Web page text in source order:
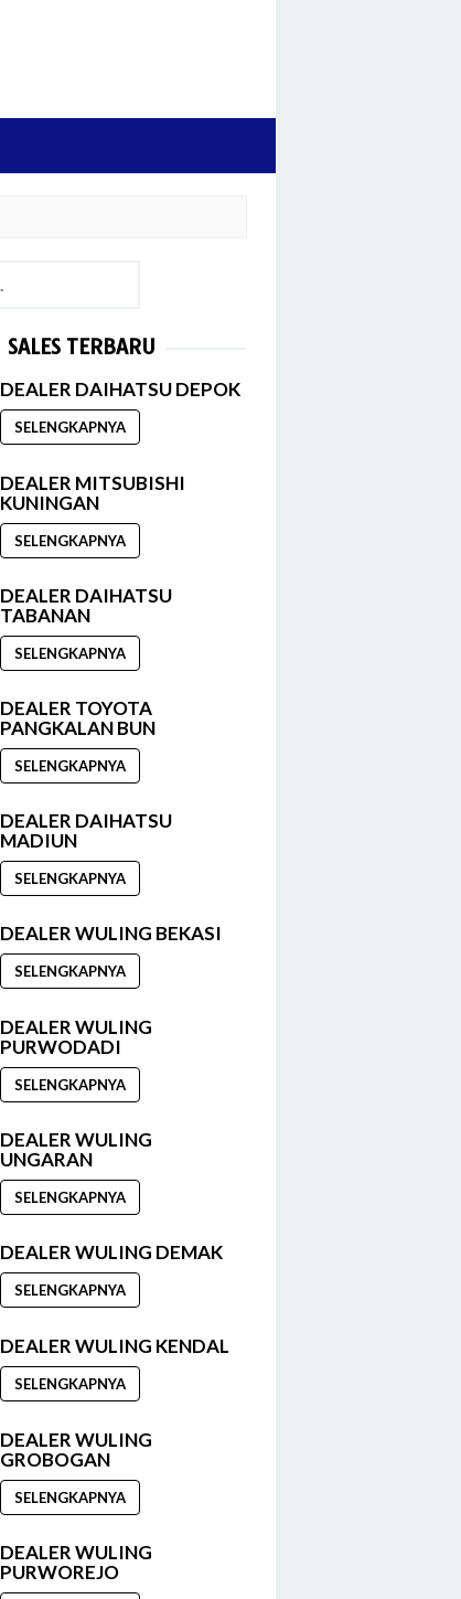
SALES TERBARU
DEALER DAIHATSU DEPOK
SELENGKAPNYA
DEALER MITSUBISHI
KUNINGAN
SELENGKAPNYA
DEALER DAIHATSU
TABANAN
SELENGKAPNYA
DEALER TOYOTA
PANGKALAN BUN
SELENGKAPNYA
DEALER DAIHATSU
MADIUN
SELENGKAPNYA
DEALER WULING BEKASI
SELENGKAPNYA
DEALER WULING
PURWODADI
SELENGKAPNYA
DEALER WULING
UNGARAN
SELENGKAPNYA
DEALER WULING DEMAK
SELENGKAPNYA
DEALER WULING KENDAL
SELENGKAPNYA
DEALER WULING
GROBOGAN
SELENGKAPNYA
DEALER WULING
PURWOREJO